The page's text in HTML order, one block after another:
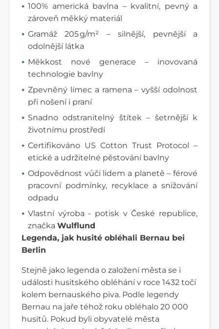
100% americká bavlna – kvalitní, pevný a
zároveň měkký materiál
Gramáž 205 g/m² – silnější, pevnější a
odolnější látka
Měkkost nové generace – inovovaná
technologie bavlny
Zpevněný límec a ramena – vyšší odolnost
při nošení i praní
Snadno odstranitelný štítek – šetrnější k
životnímu prostředí
Certifikováno US Cotton Trust Protocol –
etické a udržitelné pěstování bavlny
Odpovědnost vůči lidem a planetě – férové
pracovní podmínky, recyklace a snižování
odpadu
Vlastní výroba - potisk v České republice,
značka Wulflund
Legenda, jak husité obléhali Bernau bei
Berlin
Stejně jako legenda o založení města se i
události husitského obléhání v roce 1432 točí
kolem bernauského piva. Podle legendy
Bernau na jaře téhož roku obléhalo 20 000
husitů. Pokud byli obyvatelé města